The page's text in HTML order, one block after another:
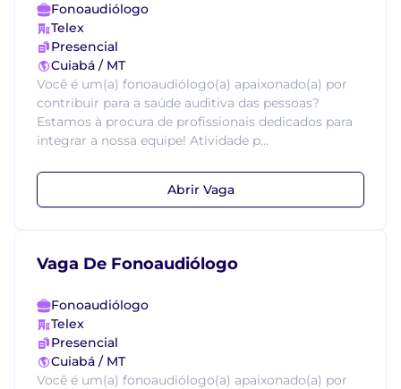
Fonoaudiólogo
Telex
Presencial
Cuiabá / MT
Você é um(a) fonoaudiólogo(a) apaixonado(a) por
contribuir para a saúde auditiva das pessoas?
Estamos à procura de profissionais dedicados para
integrar a nossa equipe! Atividade p...
Abrir Vaga
Vaga De Fonoaudiólogo
Fonoaudiólogo
Telex
Presencial
Cuiabá / MT
Você é um(a) fonoaudiólogo(a) apaixonado(a) por